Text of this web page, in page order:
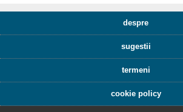
despre
sugestii
termeni
cookie policy